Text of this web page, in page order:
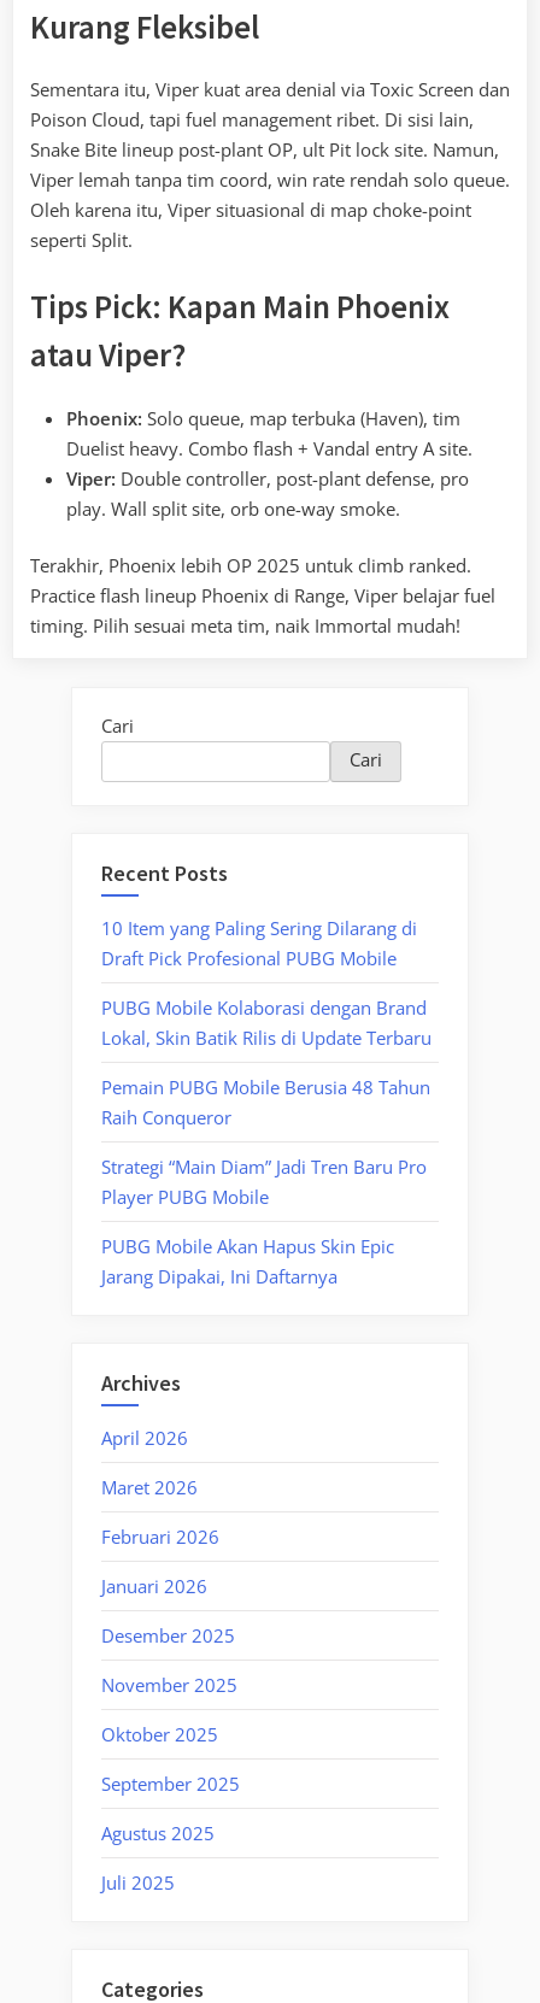
Kurang Fleksibel
Sementara itu, Viper kuat area denial via Toxic Screen dan
Poison Cloud, tapi fuel management ribet. Di sisi lain,
Snake Bite lineup post-plant OP, ult Pit lock site. Namun,
Viper lemah tanpa tim coord, win rate rendah solo queue.
Oleh karena itu, Viper situasional di map choke-point
seperti Split.
Tips Pick: Kapan Main Phoenix
atau Viper?
Phoenix: Solo queue, map terbuka (Haven), tim
Duelist heavy. Combo flash + Vandal entry A site.
Viper: Double controller, post-plant defense, pro
play. Wall split site, orb one-way smoke.
Terakhir, Phoenix lebih OP 2025 untuk climb ranked.
Practice flash lineup Phoenix di Range, Viper belajar fuel
timing. Pilih sesuai meta tim, naik Immortal mudah!
Cari
Cari
Recent Posts
10 Item yang Paling Sering Dilarang di
Draft Pick Profesional PUBG Mobile
PUBG Mobile Kolaborasi dengan Brand
Lokal, Skin Batik Rilis di Update Terbaru
Pemain PUBG Mobile Berusia 48 Tahun
Raih Conqueror
Strategi “Main Diam” Jadi Tren Baru Pro
Player PUBG Mobile
PUBG Mobile Akan Hapus Skin Epic
Jarang Dipakai, Ini Daftarnya
Archives
April 2026
Maret 2026
Februari 2026
Januari 2026
Desember 2025
November 2025
Oktober 2025
September 2025
Agustus 2025
Juli 2025
Categories